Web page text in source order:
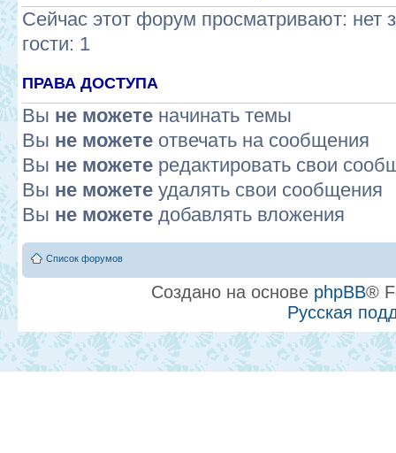
Сейчас этот форум просматривают: нет
гости: 1
ПРАВА ДОСТУПА
Вы не можете начинать темы
Вы не можете отвечать на сообщения
Вы не можете редактировать свои
Вы не можете удалять свои сообщения
Вы не можете добавлять вложения
Список форумов
Создано на основе phpBB®
Русская